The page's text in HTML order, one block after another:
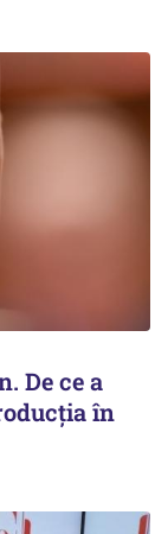
De ce a
în